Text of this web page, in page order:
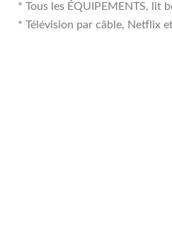
* Tous les ÉQUIPEMENTS, lit
* Télévision par câble, Netflix